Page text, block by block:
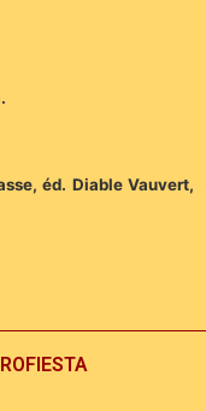
éd. Diable Vauvert,